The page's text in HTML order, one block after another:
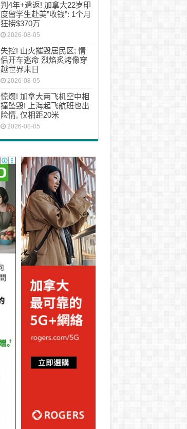
判4年+遣返! 加拿大22岁印
度留学生赴美”收钱”: 1个月
狂捞$370万
2026-08-05
失控! 山火摧毁居民区; 情
侣开车逃命 烈焰炙烤像穿
越世界末日
2026-08-05
惊爆! 加拿大两飞机空中相
撞坠毁! 上海起飞航班也出
险情, 仅相距20米
2026-08-05